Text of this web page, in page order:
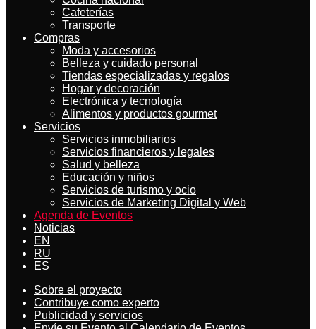
Cafeterías
Transporte
Compras
Moda y accesorios
Belleza y cuidado personal
Tiendas especializadas y regalos
Hogar y decoración
Electrónica y tecnología
Alimentos y productos gourmet
Servicios
Servicios inmobiliarios
Servicios financieros y legales
Salud y belleza
Educación y niños
Servicios de turismo y ocio
Servicios de Marketing Digital y Web
Agenda de Eventos
Noticias
EN
RU
ES
Sobre el proyecto
Contribuye como experto
Publicidad y servicios